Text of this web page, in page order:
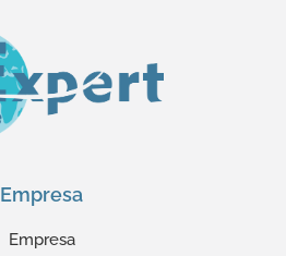
Empresa
Empresa